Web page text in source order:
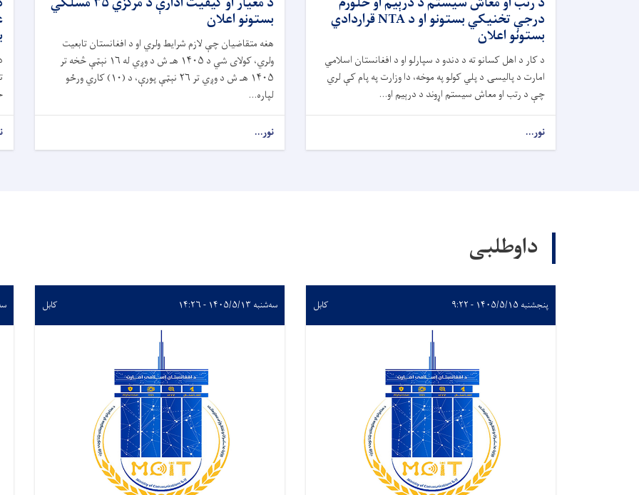
درجې تخنیکي بستونو او د NTA قراردادي
بستونو اعلان
د کار د اهل کسانو ته د دندو د سپارلو او د افغانستان اسلامي
امارت د پالیسۍ د پلي کولو په موخه، دا وزارت په پام کې لري
چې د رتب او معاش سیستم اړوند د درېیم او...
نور...
بستونو اعلان
هغه متقاضیان چې لازم شرایط ولري او د افغانستان تابعیت
ولري، کولای شي د ۱۴۰۵ هـ ش د وږي له ۱۶ نېټې څخه تر
۱۴۰۵ هـ ش د وږي تر ۲۶ نېټې پورې، د (۱۰) کاري ورځو
لپاره...
نور...
داوطلبی
پنجشنبه ۱۴۰۵/۵/۱۵ - ۹:۲۲ کابل سه‌شنبه ۱۴۰۵/۵/۱۳ - ۱۴:۲۶ کابل